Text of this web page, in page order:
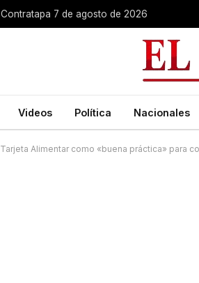
7 de agosto de 2026
Videos Política Nacionales
Alimentar como «buena práctica» para